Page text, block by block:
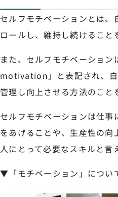
セルフモチベーションとは、
ロールし、維持し続けること
また、セルフモチベーショ
motivation」と表記され、
管理し向上させる方法のこと
セルフモチベーションは仕
をあげることや、生産性の
人にとって必要なスキルと言
▼「モチベーション」につい